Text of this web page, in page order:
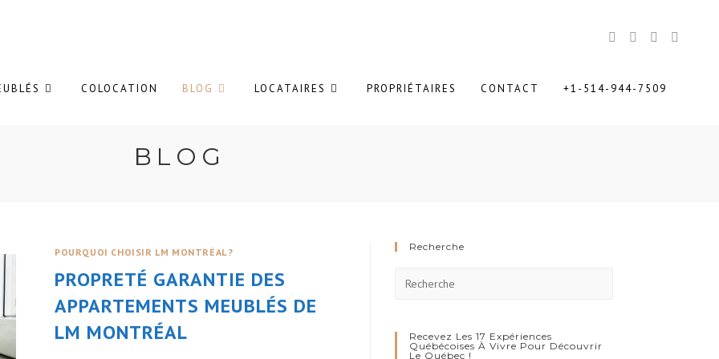
COLOCATION BLOG LOCATAIRES PROPRIÉTAIRES CONTACT +1-514-944-7509
BLOG
POURQUOI CHOISIR LM MONTRÉAL ?
PROPRETÉ GARANTIE DES
APPARTEMENTS MEUBLÉS DE
LM MONTRÉAL
Recherche
Recevez Les 17 Expériences
Québécoises À Vivre Pour Découvrir
Le Québec !